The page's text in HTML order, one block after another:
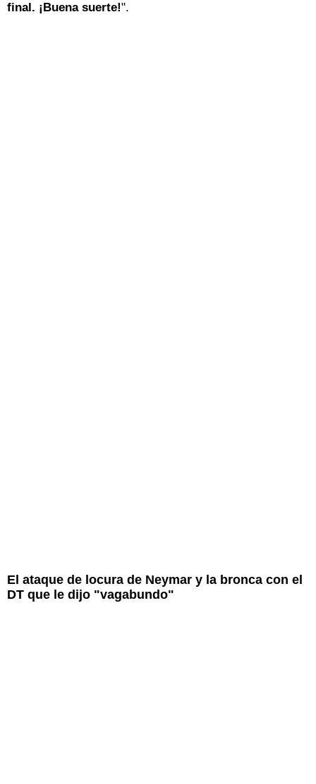
final. ¡Buena suerte!".
El ataque de locura de Neymar y la bronca con el
DT que le dijo "vagabundo"